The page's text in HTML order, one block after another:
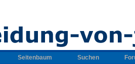
Seitenbaum Suchen